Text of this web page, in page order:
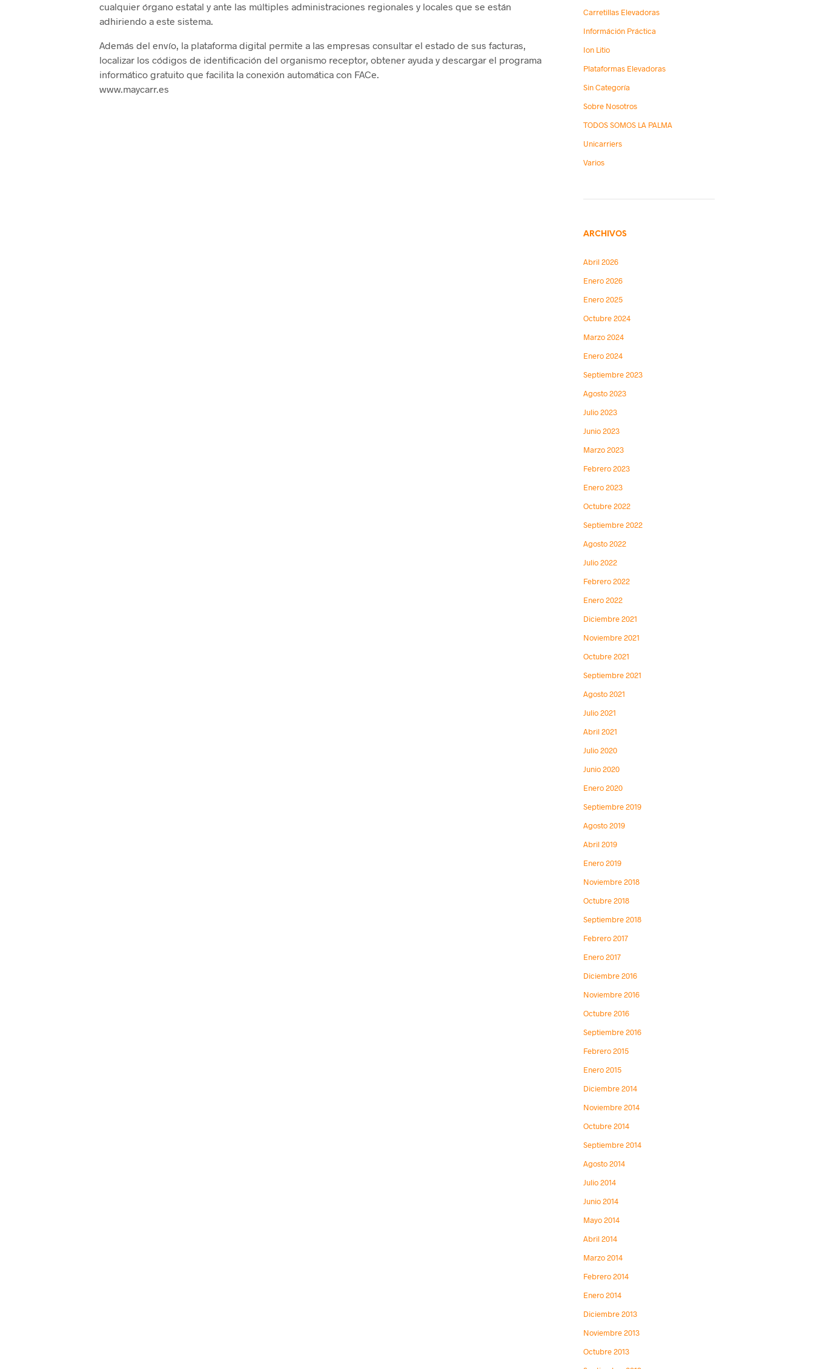
cualquier órgano estatal y ante las múltiples administraciones regionales y locales que se están
adhiriendo a este sistema.
Además del envío, la plataforma digital permite a las empresas consultar el estado de sus facturas,
localizar los códigos de identificación del organismo receptor, obtener ayuda y descargar el programa
informático gratuito que facilita la conexión automática con FACe.
www.maycarr.es
Carretillas Elevadoras
Információn Práctica
Ion Litio
Plataformas Elevadoras
Sin Categoría
Sobre Nosotros
TODOS SOMOS LA PALMA
Unicarriers
Varios
ARCHIVOS
Abril 2026
Enero 2026
Enero 2025
Octubre 2024
Marzo 2024
Enero 2024
Septiembre 2023
Agosto 2023
Julio 2023
Junio 2023
Marzo 2023
Febrero 2023
Enero 2023
Octubre 2022
Septiembre 2022
Agosto 2022
Julio 2022
Febrero 2022
Enero 2022
Diciembre 2021
Noviembre 2021
Octubre 2021
Septiembre 2021
Agosto 2021
Julio 2021
Abril 2021
Julio 2020
Junio 2020
Enero 2020
Septiembre 2019
Agosto 2019
Abril 2019
Enero 2019
Noviembre 2018
Octubre 2018
Septiembre 2018
Febrero 2017
Enero 2017
Diciembre 2016
Noviembre 2016
Octubre 2016
Septiembre 2016
Febrero 2015
Enero 2015
Diciembre 2014
Noviembre 2014
Octubre 2014
Septiembre 2014
Agosto 2014
Julio 2014
Junio 2014
Mayo 2014
Abril 2014
Marzo 2014
Febrero 2014
Enero 2014
Diciembre 2013
Noviembre 2013
Octubre 2013